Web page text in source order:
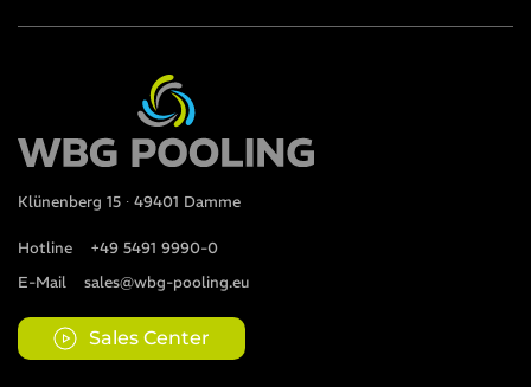
Klünenberg 15 ∙ 49401 Damme
Hotline
+49 5491 9990-0
E-Mail
sales@wbg-pooling.eu
Sales Center